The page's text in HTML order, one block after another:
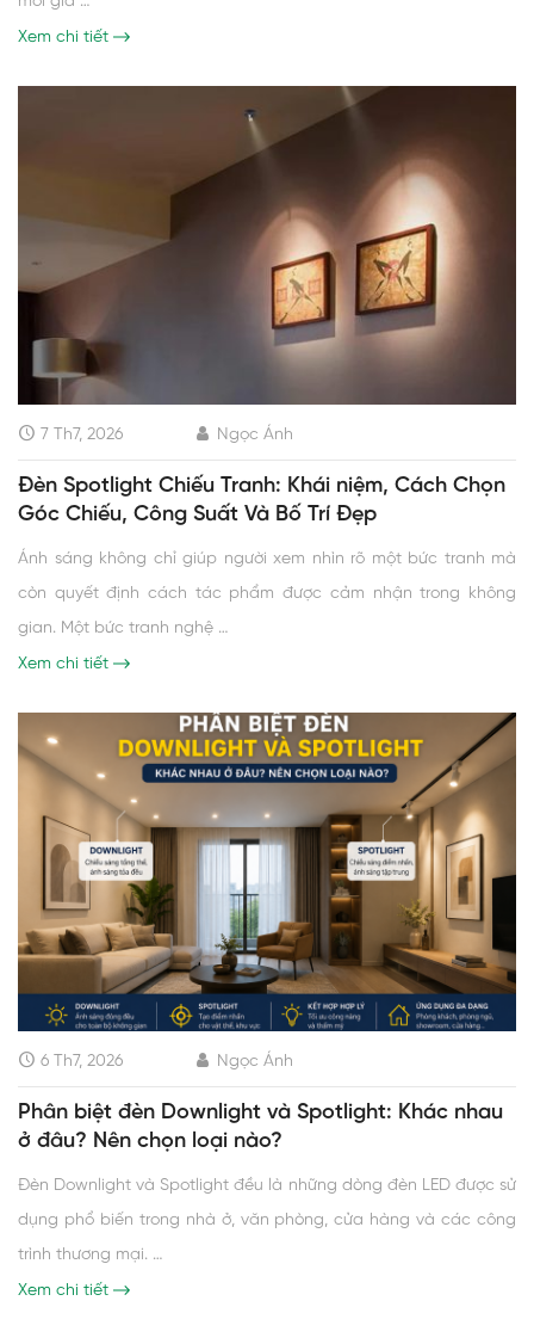
Xem chi tiết
7 Th7, 2026 Ngọc Ánh
Đèn Spotlight Chiếu Tranh: Khái niệm, Cách Chọn
Góc Chiếu, Công Suất Và Bố Trí Đẹp
Ánh sáng không chỉ giúp người xem nhìn rõ một bức tranh mà
còn quyết định cách tác phẩm được cảm nhận trong không
gian. Một bức tranh nghệ …
Xem chi tiết
6 Th7, 2026 Ngọc Ánh
Phân biệt đèn Downlight và Spotlight: Khác nhau
ở đâu? Nên chọn loại nào?
Đèn Downlight và Spotlight đều là những dòng đèn LED được sử
dụng phổ biến trong nhà ở, văn phòng, cửa hàng và các công
trình thương mại. …
Xem chi tiết